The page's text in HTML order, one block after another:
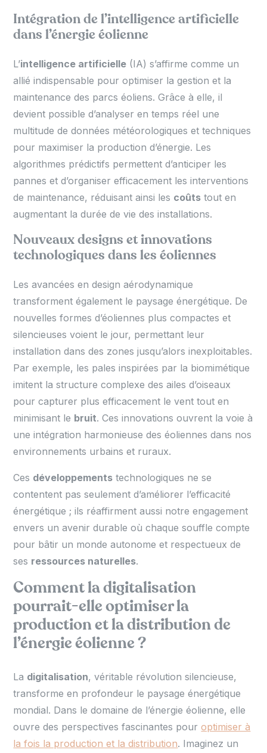
Intégration de l’intelligence artificielle
dans l’énergie éolienne
L’intelligence artificielle (IA) s’affirme comme un
allié indispensable pour optimiser la gestion et la
maintenance des parcs éoliens. Grâce à elle, il
devient possible d’analyser en temps réel une
multitude de données météorologiques et techniques
pour maximiser la production d’énergie. Les
algorithmes prédictifs permettent d’anticiper les
pannes et d’organiser efficacement les interventions
de maintenance, réduisant ainsi les coûts tout en
augmentant la durée de vie des installations.
Nouveaux designs et innovations
technologiques dans les éoliennes
Les avancées en design aérodynamique
transforment également le paysage énergétique. De
nouvelles formes d’éoliennes plus compactes et
silencieuses voient le jour, permettant leur
installation dans des zones jusqu’alors inexploitables.
Par exemple, les pales inspirées par la biomimétique
imitent la structure complexe des ailes d’oiseaux
pour capturer plus efficacement le vent tout en
minimisant le bruit. Ces innovations ouvrent la voie à
une intégration harmonieuse des éoliennes dans nos
environnements urbains et ruraux.
Ces développements technologiques ne se
contentent pas seulement d’améliorer l’efficacité
énergétique ; ils réaffirment aussi notre engagement
envers un avenir durable où chaque souffle compte
pour bâtir un monde autonome et respectueux de
ses ressources naturelles.
Comment la digitalisation
pourrait-elle optimiser la
production et la distribution de
l’énergie éolienne ?
La digitalisation, véritable révolution silencieuse,
transforme en profondeur le paysage énergétique
mondial. Dans le domaine de l’énergie éolienne, elle
ouvre des perspectives fascinantes pouroptimiser à
la fois la production et la distribution. Imaginez un